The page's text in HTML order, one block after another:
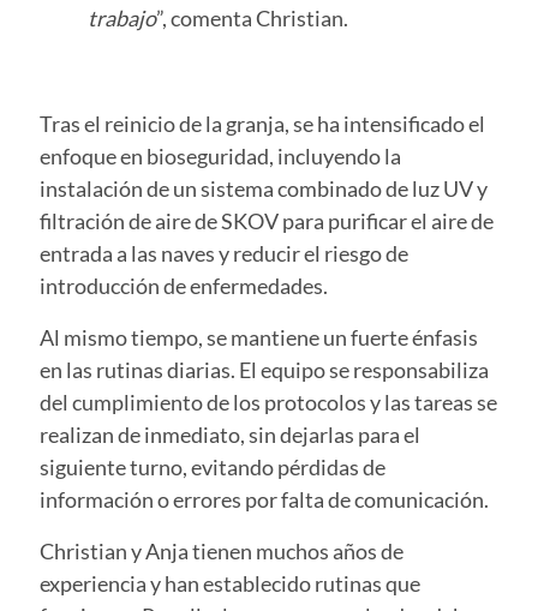
trabajo”, comenta Christian.
Tras el reinicio de la granja, se ha intensificado el
enfoque en bioseguridad, incluyendo la
instalación de un sistema combinado de luz UV y
filtración de aire de SKOV para purificar el aire de
entrada a las naves y reducir el riesgo de
introducción de enfermedades.
Al mismo tiempo, se mantiene un fuerte énfasis
en las rutinas diarias. El equipo se responsabiliza
del cumplimiento de los protocolos y las tareas se
realizan de inmediato, sin dejarlas para el
siguiente turno, evitando pérdidas de
información o errores por falta de comunicación.
Christian y Anja tienen muchos años de
experiencia y han establecido rutinas que